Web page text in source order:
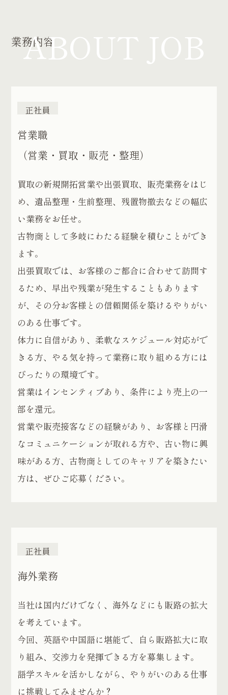
業務内容
ABOUT JOB
営業職
​​​​​​​（営業・買取・販売・整理）
正社員
買取の新規開拓営業や出張買取、販売業務をはじ
め、遺品整理・生前整理、残置物撤去などの幅広
い業務をお任せ。
古物商として多岐にわたる経験を積むことができ
ます。
出張買取では、お客様のご都合に合わせて訪問す
るため、早出や残業が発生することもあります
が、その分お客様との信頼関係を築けるやりがい
のある仕事です。
体力に自信があり、柔軟なスケジュール対応がで
きる方、やる気を持って業務に取り組める方には
ぴったりの環境です。
営業はインセンティブあり、条件により売上の一
部を還元。
営業や販売接客などの経験があり、お客様と円滑
なコミュニケーションが取れる方や、古い物に興
味がある方、古物商としてのキャリアを築きたい
方は、ぜひご応募ください。
海外業務
正社員
当社は国内だけでなく、海外などにも販路の拡大
を考えています。
今回、英語や中国語に堪能で、自ら販路拡大に取
り組み、交渉力を発揮できる方を募集します。
語学スキルを活かしながら、やりがいのある仕事
に挑戦してみませんか？